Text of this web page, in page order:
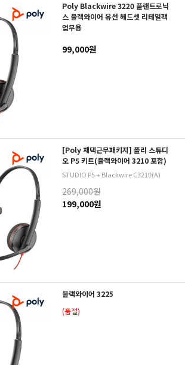
Poly Blackwire 3220 플랜트로닉
스 블랙와이어 유선 헤드셋 리테일팩
업무용
99,000원
[Poly 재택근무패키지] 폴리 스튜디
오 P5 키트(블랙와이어 3210 포함)
STUDIO P5 + Blackwire C3210(A)
269,000원
199,000원
블랙와이어 3225
(품절)